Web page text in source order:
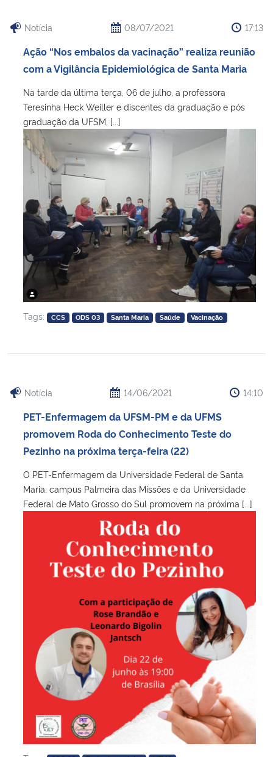
Notícia 08/07/2021 17:13
Ação “Nos embalos da vacinação” realiza reunião
com a Vigilância Epidemiológica de Santa Maria
Na tarde da última terça, 06 de julho, a professora
Teresinha Heck Weiller e discentes da graduação e pós
graduação da UFSM, [...]
Tags: CCS ODS 03 Santa Maria Saúde Vacinação
Notícia 14/06/2021 14:10
PET-Enfermagem da UFSM-PM e da UFMS
promovem Roda do Conhecimento Teste do
Pezinho na próxima terça-feira (22)
O PET-Enfermagem da Universidade Federal de Santa
Maria, campus Palmeira das Missões e da Universidade
Federal de Mato Grosso do Sul promovem na próxima [...]